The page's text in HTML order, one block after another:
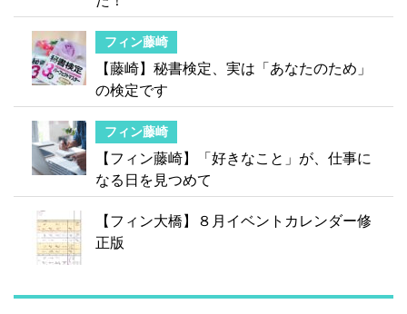
フィン藤崎
【藤崎】秘書検定、実は「あなたのため」
の検定です
フィン藤崎
【フィン藤崎】「好きなこと」が、仕事に
なる日を見つめて
【フィン大橋】８月イベントカレンダー修
正版